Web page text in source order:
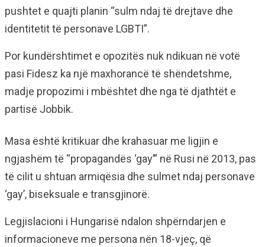
pushtet e quajti planin “sulm ndaj të drejtave dhe
identitetit të personave LGBTI”.
Por kundërshtimet e opozitës nuk ndikuan në votë
pasi Fidesz ka një maxhorancë të shëndetshme,
madje propozimi i mbështet dhe nga të djathtët e
partisë Jobbik.
Masa është kritikuar dhe krahasuar me ligjin e
ngjashëm të “propagandës ‘gay’” në Rusi në 2013, pas
të cilit u shtuan armiqësia dhe sulmet ndaj personave
‘gay’, biseksuale e transgjinorë.
Legjislacioni i Hungarisë ndalon shpërndarjen e
informacioneve me persona nën 18-vjeç, që